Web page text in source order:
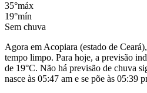
35°máx
19°mín
Sem chuva
Agora em Acopiara (estado de
tempo limpo. Para hoje, a previsão
de 19°C. Não há previsão de chuva
nasce às 05:47 am e se põe às 05:39